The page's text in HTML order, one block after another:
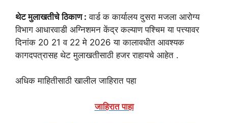
थेट मुलाखतीचे ठिकाण : वार्ड क कार्यालय दुसरा मजला आरोग्य
विभाग आधारवाडी अग्निशमन केंद्र कल्याण पश्चिम या पत्त्यावर
दिनांक 20 21 व 22 मे 2026 या कालावधीत आवश्यक
कागदपत्रासह थेट मुलाखतीसाठी हजर राहायचे आहेत .
अधिक माहितीसाठी खालील जाहिरात पहा
जाहिरात पाहा